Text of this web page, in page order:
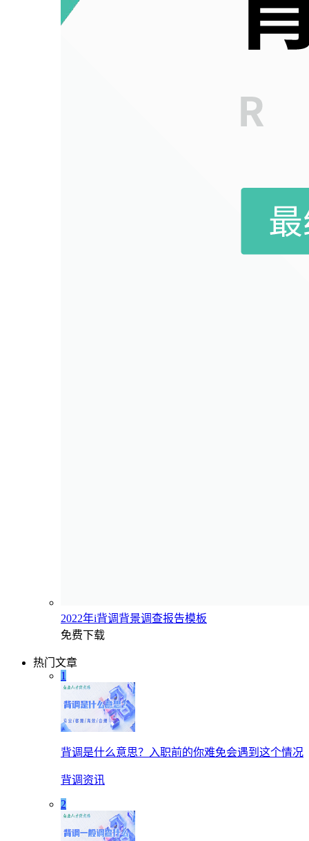
2022年i背调背景调查报告模板
免费下载
热门文章
1
背调是什么意思？入职前的你难免会遇到这个情况
背调资讯
2